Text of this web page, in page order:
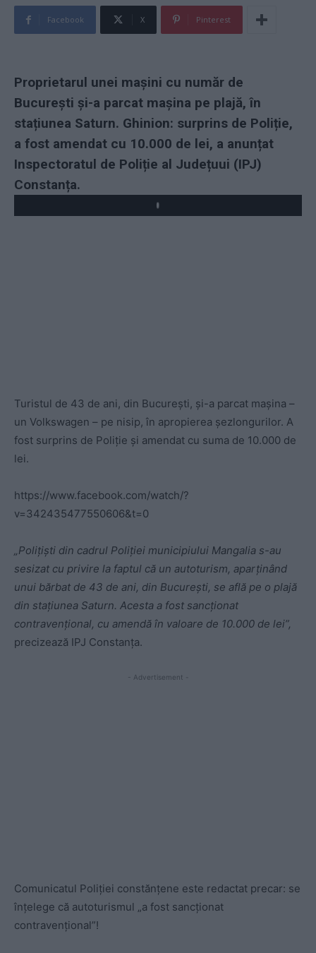
Facebook X Pinterest
Proprietarul unei mașini cu număr de
București şi-a parcat maşina pe plajă, în
stațiunea Saturn. Ghinion: surprins de Poliție,
a fost amendat cu 10.000 de lei, a anunțat
Inspectoratul de Poliție al Județuui (IPJ)
Constanța.
Turistul de 43 de ani, din București, și-a parcat mașina –
un Volkswagen – pe nisip, în apropierea șezlongurilor. A
fost surprins de Poliție și amendat cu suma de 10.000 de
lei.
https://www.facebook.com/watch/?
v=342435477550606&t=0
„Polițiști din cadrul Poliției municipiului Mangalia s-au
sesizat cu privire la faptul că un autoturism, aparținând
unui bărbat de 43 de ani, din București, se află pe o plajă
din stațiunea Saturn. Acesta a fost sancționat
contravențional, cu amendă în valoare de 10.000 de lei”,
precizează IPJ Constanța.
- Advertisement -
Comunicatul Poliției constănțene este redactat precar: se
înțelege că autoturismul „a fost sancționat
contravențional”!